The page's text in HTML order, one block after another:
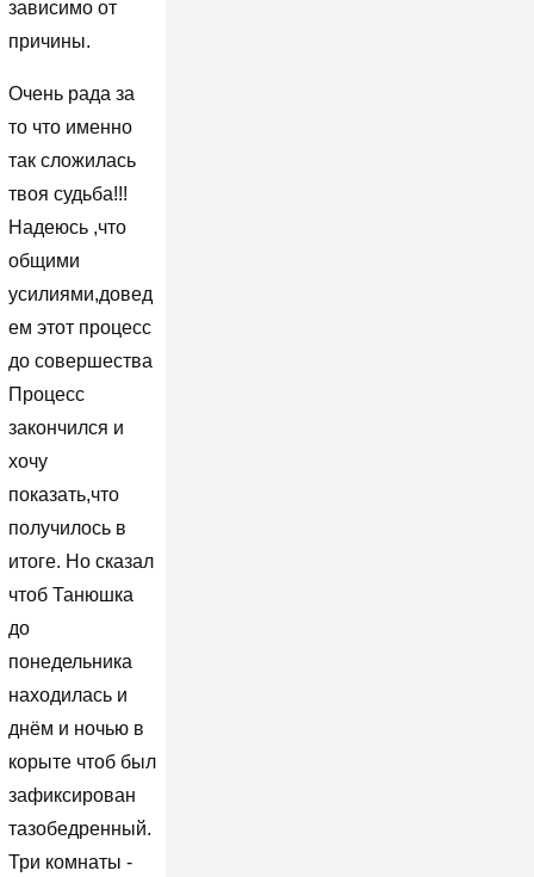
зависимо от
причины.
Очень рада за
то что именно
так сложилась
твоя судьба!!!
Надеюсь ,что
общими
усилиями,довед
ем этот процесс
до совершества
Процесс
закончился и
хочу
показать,что
получилось в
итоге. Но сказал
чтоб Танюшка
до
понедельника
находилась и
днём и ночью в
корыте чтоб был
зафиксирован
тазобедренный.
Три комнаты -